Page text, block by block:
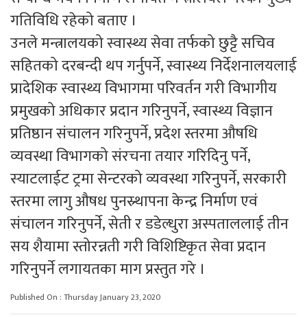
गतिविधि रहेको बताए ।
उनले मन्त्रालयको स्वास्थ्य सेवा तर्फको छुट्टै सचिव
सहितको दरबन्दी थप गर्नुपर्ने, स्वास्थ्य निर्देशनालयलाई
प्रादेशिक स्वास्थ्य विभागमा परिवर्तन गरी विभागीय
प्रमुखको अधिकार प्रदान गरिनुपर्ने, स्वास्थ्य विज्ञान
प्रतिष्ठान संचालन गरिनुपर्ने, प्रदेश स्तरमा औषधि
व्यवस्था विभागको संरचना तयार गरिदिनु पर्ने,
स्याटलाईट ट्रमा सेन्टरको व्यवस्था गरिनुपर्ने, सरकारी
स्तरमा लागु औषध पुनस्र्थापना केन्द्र निर्माण एवं
संचालन गरिनुपर्ने, सेती र डडेल्धुरा अस्पताललाई तीन
सय शैयामा स्तोरन्नती गरी विशिष्टिकृत सेवा प्रदान
गरिनुपर्ने लगायतका माग प्रस्तुत गरे ।
Published On : Thursday January 23, 2020